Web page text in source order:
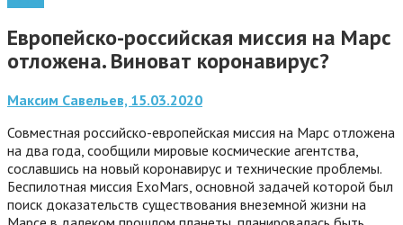
Европейско-российская миссия на Марс
отложена. Виноват коронавирус?
Максим Савельев, 15.03.2020
Совместная российско-европейская миссия на Марс отложена
на два года, сообщили мировые космические агентства,
сославшись на новый коронавирус и технические проблемы.
Беспилотная миссия ExoMars, основной задачей которой был
поиск доказательств существования внеземной жизни на